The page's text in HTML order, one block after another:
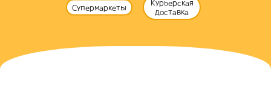
Супермаркеты
Курьерская
доставка